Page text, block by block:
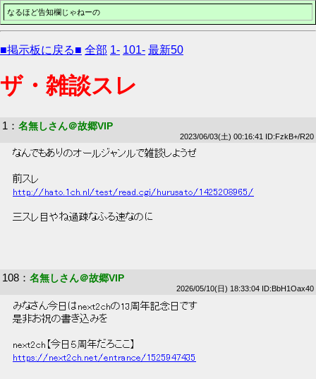
なるほど告知欄じゃねーの
■掲示板に戻る■ 全部 1- 101- 最新50
ザ・雑談スレ
1 ： 名無しさん＠故郷VIP
2023/06/03(土) 00:16:41 ID:FzkB+/R20
なんでもありのオールジャンルで雑談しようぜ
前スレ
http://hato.1ch.nl/test/read.cgi/hurusato/1425208965/
三スレ目やね過疎なふる速なのに
108 ： 名無しさん＠故郷VIP
2026/05/10(日) 18:33:04 ID:BbH1Oax40
みなさん今日はnext2chの13周年記念日です
是非お祝の書き込みを
next2ch【今日５周年だろここ】
https://next2ch.net/entrance/1525947435